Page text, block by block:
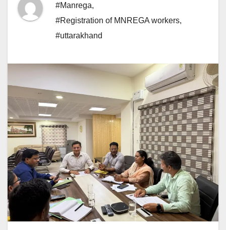
#Manrega,
#Registration of MNREGA workers,
#uttarakhand